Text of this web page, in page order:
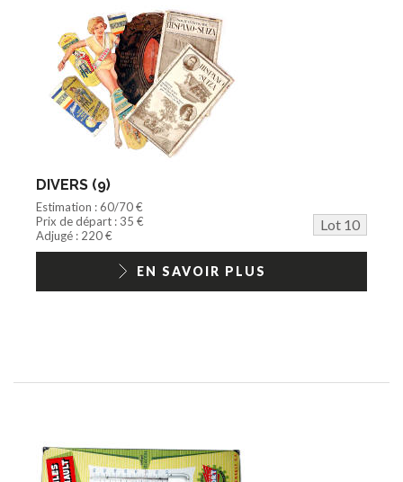
DIVERS (9)
Estimation : 60/70 €
Prix de départ : 35 €
Lot 10
Adjugé : 220 €
EN SAVOIR PLUS